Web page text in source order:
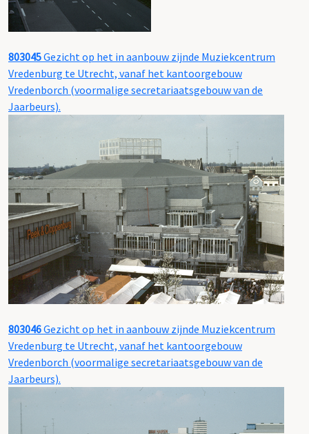
803045Gezicht op het in aanbouw zijnde Muziekcentrum
Vredenburg te Utrecht, vanaf het kantoorgebouw
Vredenborch (voormalige secretariaatsgebouw van de
Jaarbeurs).
803046Gezicht op het in aanbouw zijnde Muziekcentrum
Vredenburg te Utrecht, vanaf het kantoorgebouw
Vredenborch (voormalige secretariaatsgebouw van de
Jaarbeurs).